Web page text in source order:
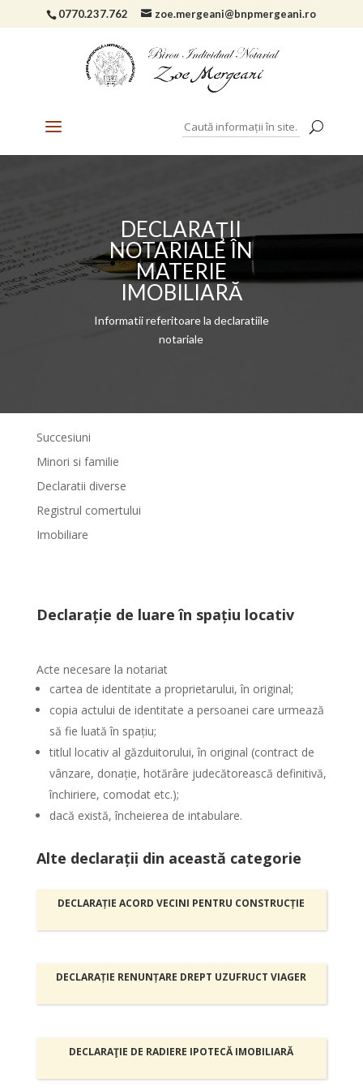
0770.237.762 zoe.mergeani@bnpmergeani.ro
DECLARAŢII
NOTARIALE ÎN
MATERIE
IMOBILIARĂ
Informatii referitoare la declaratiile
notariale
Succesiuni
Minori si familie
Declaratii diverse
Registrul comertului
Imobiliare
Declarație de luare în spațiu locativ
Acte necesare la notariat
cartea de identitate a proprietarului, în original;
copia actului de identitate a persoanei care urmează
să fie luată în spațiu;
titlul locativ al găzduitorului, în original (contract de
vânzare, donație, hotărâre judecătorească definitivă,
închiriere, comodat etc.);
dacă există, încheierea de intabulare.
Alte declarații din această categorie
DECLARAȚIE ACORD VECINI PENTRU CONSTRUCȚIE
DECLARAȚIE RENUNȚARE DREPT UZUFRUCT VIAGER
DECLARAŢIE DE RADIERE IPOTECĂ IMOBILIARĂ